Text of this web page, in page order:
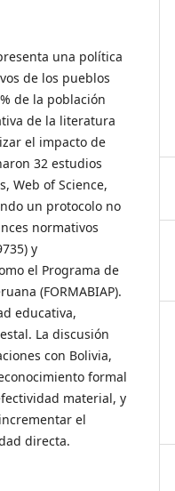
una política
de los pueblos
de la población
de la literatura
el impacto de
32 estudios
Web of Science,
un protocolo no
normativos
y
el Programa de
(FORMABIAP).
educativa,
La discusión
con Bolivia,
formal
material, y
el
directa.